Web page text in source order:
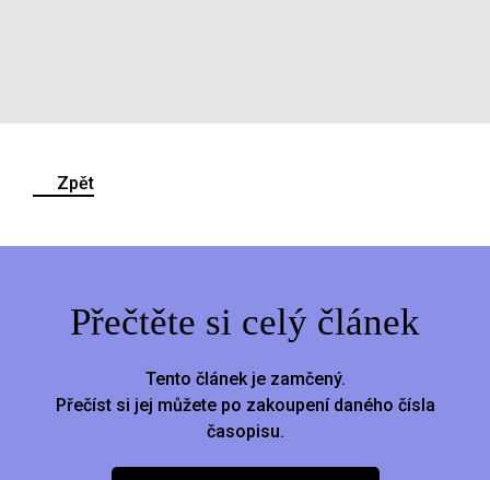
Zpět
Přečtěte si celý článek
Tento článek je zamčený.
Přečíst si jej můžete po zakoupení daného čísla
časopisu.